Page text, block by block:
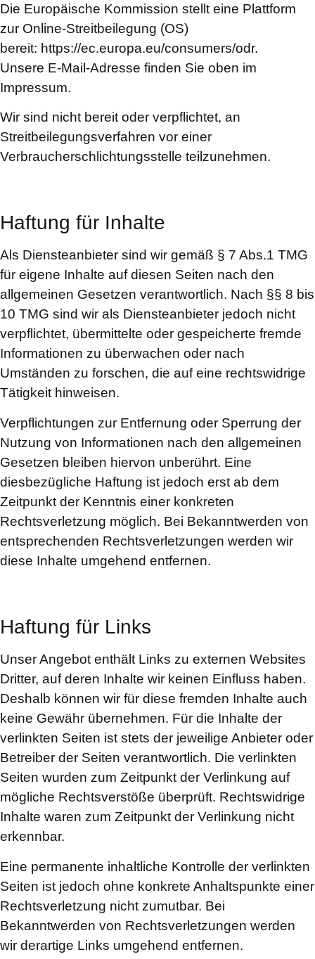
Die Europäische Kommission stellt eine Plattform
zur Online-Streitbeilegung (OS)
bereit: https://ec.europa.eu/consumers/odr.
Unsere E-Mail-Adresse finden Sie oben im
Impressum.
Wir sind nicht bereit oder verpflichtet, an
Streitbeilegungsverfahren vor einer
Verbraucherschlichtungsstelle teilzunehmen.
Haftung für Inhalte
Als Diensteanbieter sind wir gemäß § 7 Abs.1 TMG
für eigene Inhalte auf diesen Seiten nach den
allgemeinen Gesetzen verantwortlich. Nach §§ 8 bis
10 TMG sind wir als Diensteanbieter jedoch nicht
verpflichtet, übermittelte oder gespeicherte fremde
Informationen zu überwachen oder nach
Umständen zu forschen, die auf eine rechtswidrige
Tätigkeit hinweisen.
Verpflichtungen zur Entfernung oder Sperrung der
Nutzung von Informationen nach den allgemeinen
Gesetzen bleiben hiervon unberührt. Eine
diesbezügliche Haftung ist jedoch erst ab dem
Zeitpunkt der Kenntnis einer konkreten
Rechtsverletzung möglich. Bei Bekanntwerden von
entsprechenden Rechtsverletzungen werden wir
diese Inhalte umgehend entfernen.
Haftung für Links
Unser Angebot enthält Links zu externen Websites
Dritter, auf deren Inhalte wir keinen Einfluss haben.
Deshalb können wir für diese fremden Inhalte auch
keine Gewähr übernehmen. Für die Inhalte der
verlinkten Seiten ist stets der jeweilige Anbieter oder
Betreiber der Seiten verantwortlich. Die verlinkten
Seiten wurden zum Zeitpunkt der Verlinkung auf
mögliche Rechtsverstöße überprüft. Rechtswidrige
Inhalte waren zum Zeitpunkt der Verlinkung nicht
erkennbar.
Eine permanente inhaltliche Kontrolle der verlinkten
Seiten ist jedoch ohne konkrete Anhaltspunkte einer
Rechtsverletzung nicht zumutbar. Bei
Bekanntwerden von Rechtsverletzungen werden
wir derartige Links umgehend entfernen.